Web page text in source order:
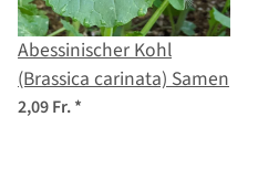
Abessinischer Kohl
(Brassica carinata) Samen
2,09 Fr.*